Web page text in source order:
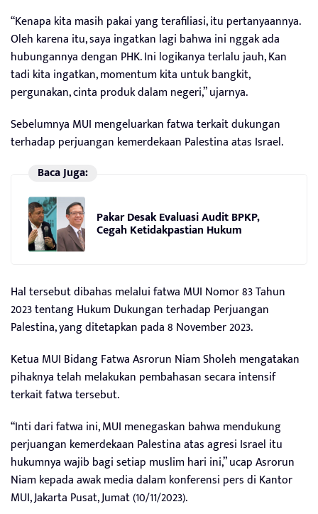
“Kenapa kita masih pakai yang terafiliasi, itu pertanyaannya.
Oleh karena itu, saya ingatkan lagi bahwa ini nggak ada
hubungannya dengan PHK. Ini logikanya terlalu jauh, Kan
tadi kita ingatkan, momentum kita untuk bangkit,
pergunakan, cinta produk dalam negeri,” ujarnya.
Sebelumnya MUI mengeluarkan fatwa terkait dukungan
terhadap perjuangan kemerdekaan Palestina atas Israel.
Baca Juga:
Pakar Desak Evaluasi Audit BPKP,
Cegah Ketidakpastian Hukum
Hal tersebut dibahas melalui fatwa MUI Nomor 83 Tahun
2023 tentang Hukum Dukungan terhadap Perjuangan
Palestina, yang ditetapkan pada 8 November 2023.
Ketua MUI Bidang Fatwa Asrorun Niam Sholeh mengatakan
pihaknya telah melakukan pembahasan secara intensif
terkait fatwa tersebut.
“Inti dari fatwa ini, MUI menegaskan bahwa mendukung
perjuangan kemerdekaan Palestina atas agresi Israel itu
hukumnya wajib bagi setiap muslim hari ini,” ucap Asrorun
Niam kepada awak media dalam konferensi pers di Kantor
MUI, Jakarta Pusat, Jumat (10/11/2023).